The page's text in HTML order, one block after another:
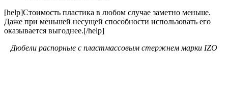
[help]Стоимость пластика в любом случае заметно меньше.
Даже при меньшей несущей способности использовать его
оказывается выгоднее.[/help]
Дюбели распорные с пластмассовым стержнем марки IZO